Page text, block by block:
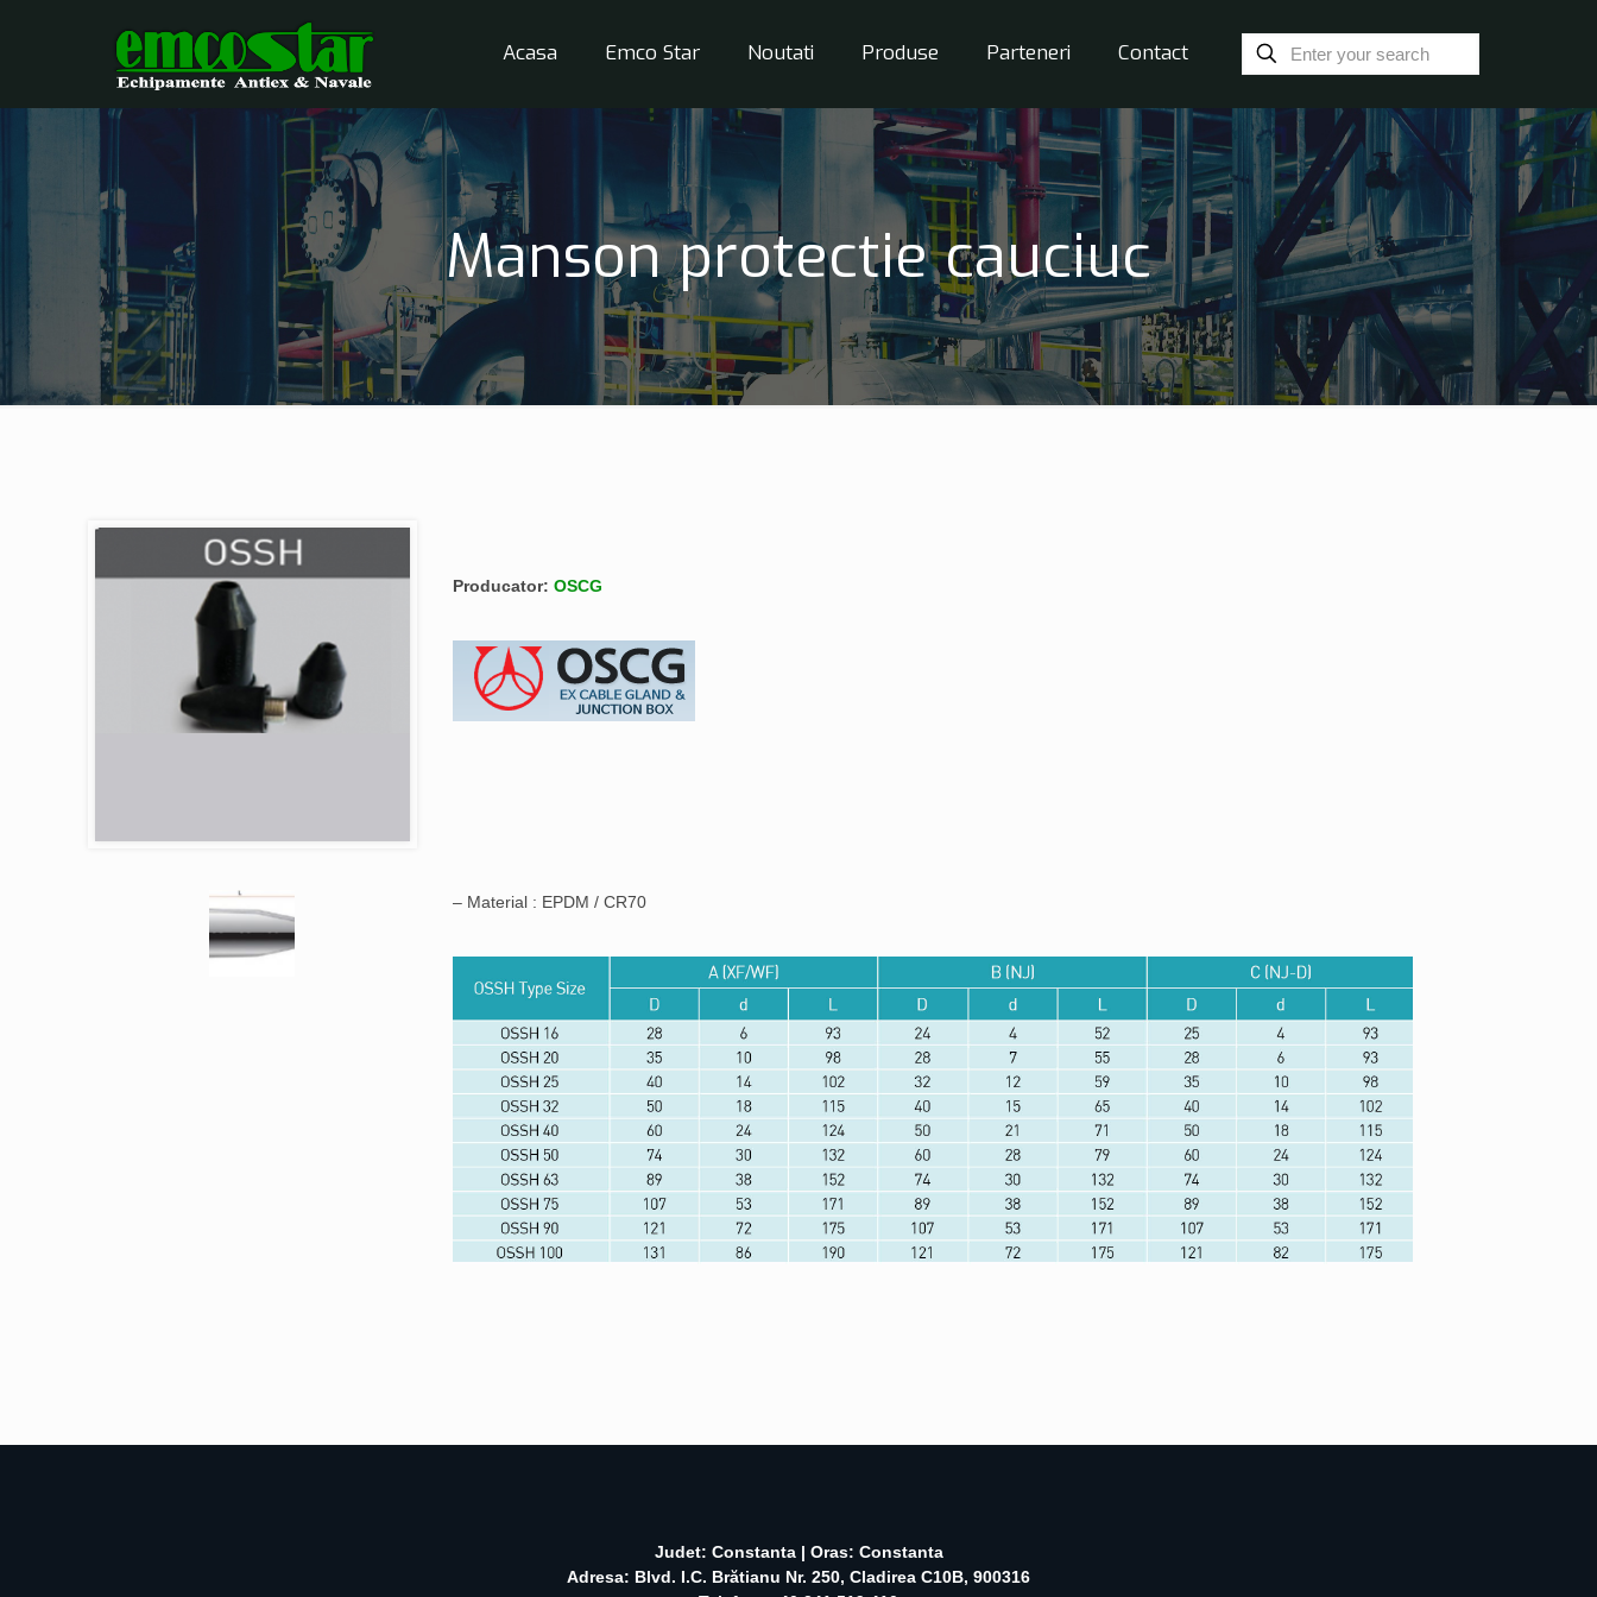
Acasa Emco Star Noutati Produse Parteneri Contact
Manson protectie cauciuc
Producator: OSCG
– Material : EPDM / CR70
Judet: Constanta | Oras: Constanta
Adresa: Blvd. I.C. Brătianu Nr. 250, Cladirea C10B, 900316